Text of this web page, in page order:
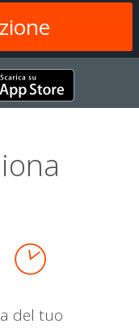
del tuo